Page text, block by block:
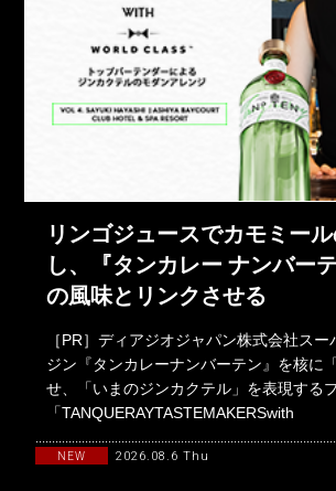
リンゴジュースでカモミー
し、『タンカレー ナンバー
の風味とリンクさせる
［PR］ディアジオジャパン株式会社ス
ジン『タンカレーナンバーテン』を核に
せ、「いまのジンカクテル」を表現する
「TANQUERAYTASTEMAKERSwith
NEW 2026.08.6 Thu